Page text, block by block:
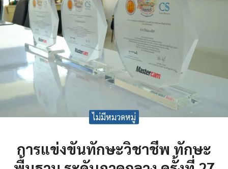
ม
ไม่มีหมวดหมู่
การแข่งขันทักษะวิชาชีพ ทักษะ